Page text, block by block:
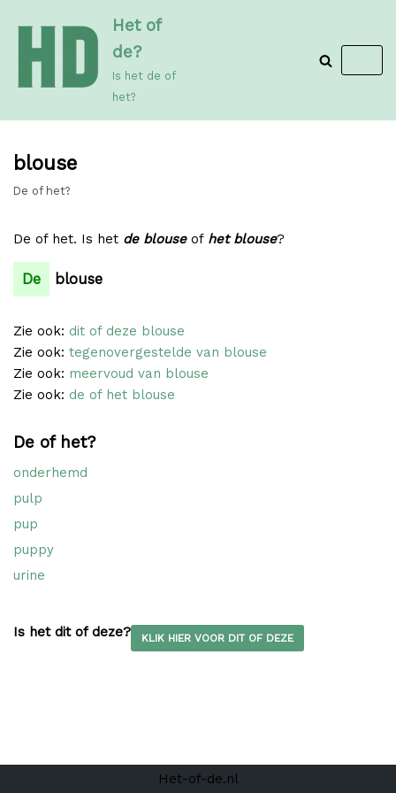
de
inhoud
Het of
de?
Is het de of
het?
blouse
De of het?
De of het. Is het de blouseof het blouse?
De blouse
Zie ook: dit of deze blouse
Zie ook: tegenovergestelde van blouse
Zie ook: meervoud van blouse
Zie ook: de of het blouse
De of het?
onderhemd
pulp
pup
puppy
urine
Is het dit of deze? KLIK HIER VOOR DIT OF DEZE
Het-of-de.nl